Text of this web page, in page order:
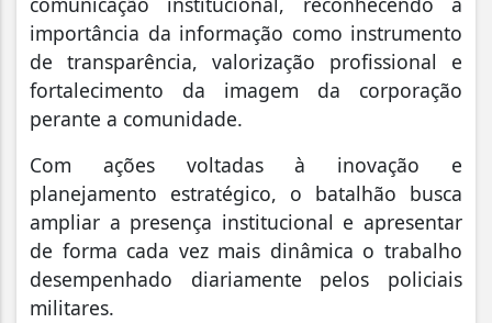
importância da informação como instrumento
de transparência, valorização profissional e
fortalecimento da imagem da corporação
perante a comunidade.
Com ações voltadas à inovação e
planejamento estratégico, o batalhão busca
ampliar a presença institucional e apresentar
de forma cada vez mais dinâmica o trabalho
desempenhado diariamente pelos policiais
militares.